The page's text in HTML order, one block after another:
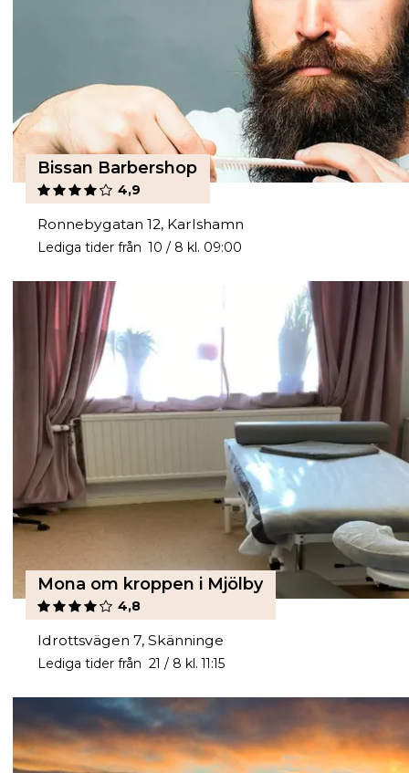
Bissan Barbershop
4,9
Ronnebygatan 12, Karlshamn
Lediga tider från 10 / 8 kl. 09:00
Mona om kroppen i Mjölby
4,8
Idrottsvägen 7, Skänninge
Lediga tider från 21 / 8 kl. 11:15